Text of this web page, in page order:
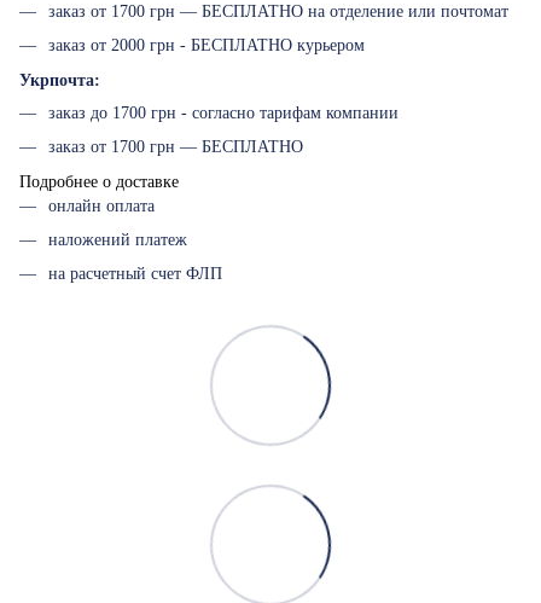
заказ от 1700 грн — БЕСПЛАТНО на отделение или почтомат
заказ от 2000 грн - БЕСПЛАТНО курьером
Укрпочта:
заказ до 1700 грн - согласно тарифам компании
заказ от 1700 грн — БЕСПЛАТНО
Подробнее о доставке
онлайн оплата
наложений платеж
на расчетный счет ФЛП